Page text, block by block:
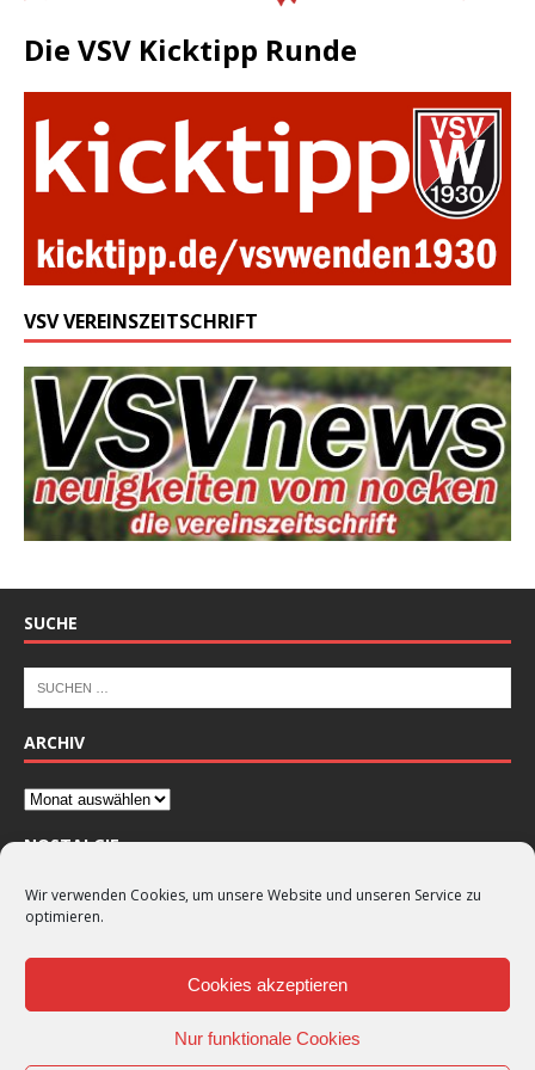
Wir verwenden Cookies, um unsere Website und unseren Service zu
optimieren.
Cookies akzeptieren
Nur funktionale Cookies
Die VSV Kicktipp Runde
VSV VEREINSZEITSCHRIFT
SUCHE
ARCHIV
NOSTALGIE